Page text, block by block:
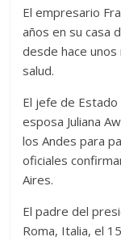
El empresario
años en su casa
desde hace
salud.
El jefe de
esposa Juliana
los Andes para
oficiales
Aires.
El padre del
Roma, Italia, el